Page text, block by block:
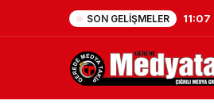
SON GELIŞMELER 11:07